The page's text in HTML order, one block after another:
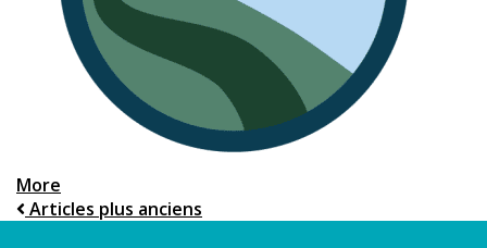
More
Articles plus anciens